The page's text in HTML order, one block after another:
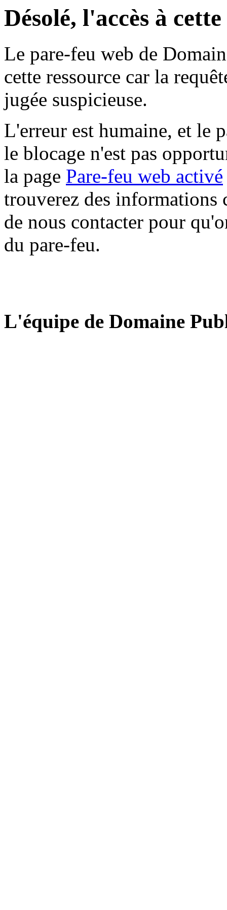
Désolé, l'accès à
Le pare-feu web de
cette ressource car la
jugée suspicieuse.
L'erreur est humaine, et le
le blocage n'est pas
la page Pare-feu web activé
trouverez des informations
de nous contacter pour
du pare-feu.
L'équipe de Domaine